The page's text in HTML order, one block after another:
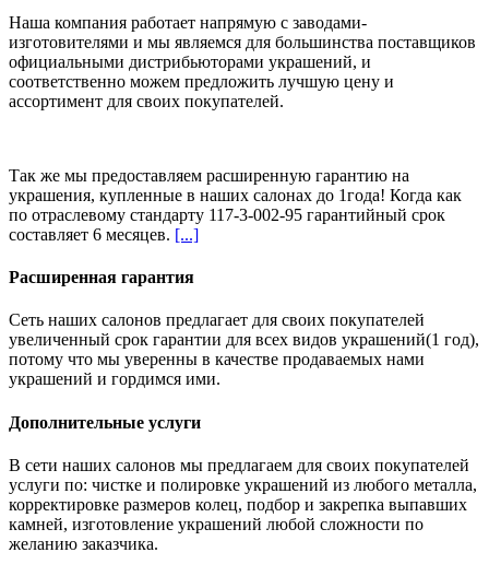
Наша компания работает напрямую с заводами-
изготовителями и мы являемся для большинства поставщиков
официальными дистрибьюторами украшений, и
соответственно можем предложить лучшую цену и
ассортимент для своих покупателей.
Так же мы предоставляем расширенную гарантию на
украшения, купленные в наших салонах до 1года! Когда как
по отраслевому стандарту 117-3-002-95 гарантийный срок
составляет 6 месяцев. [...]
Расширенная гарантия
Сеть наших салонов предлагает для своих покупателей
увеличенный срок гарантии для всех видов украшений(1 год),
потому что мы уверенны в качестве продаваемых нами
украшений и гордимся ими.
Дополнительные услуги
В сети наших салонов мы предлагаем для своих покупателей
услуги по: чистке и полировке украшений из любого металла,
корректировке размеров колец, подбор и закрепка выпавших
камней, изготовление украшений любой сложности по
желанию заказчика.